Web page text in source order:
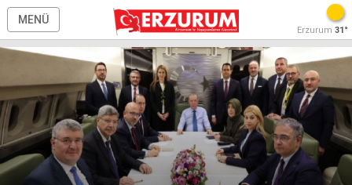
MENÜ
Erzurum 31°